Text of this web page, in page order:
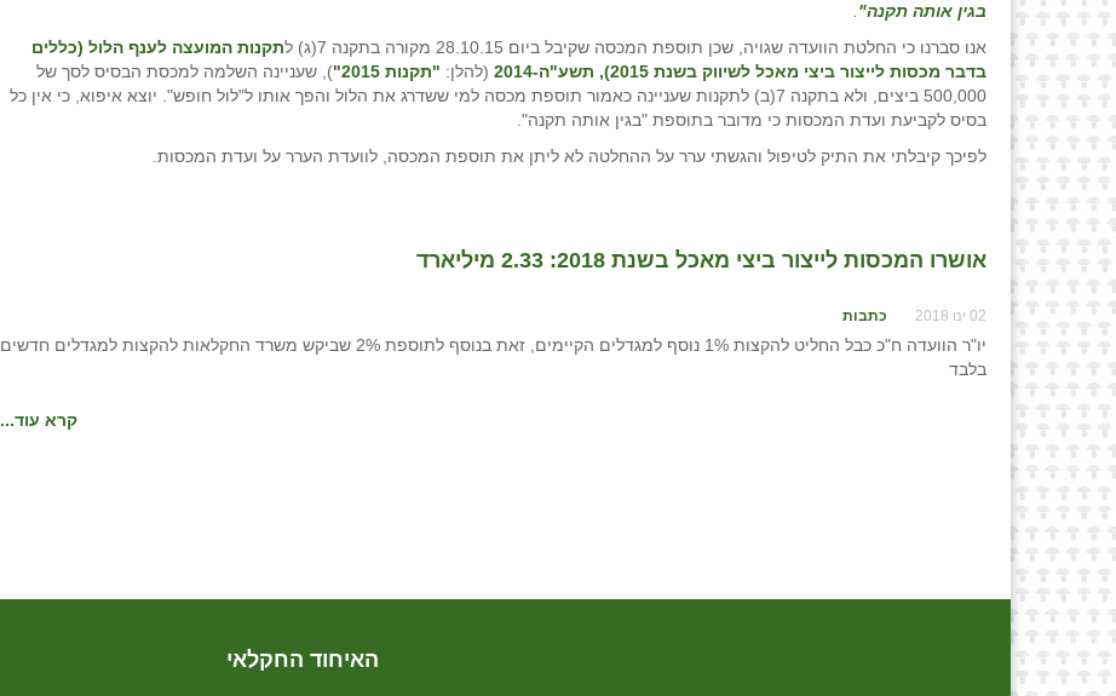
בגין אותה תקנה"
אנו סברנו כי החלטת הוועדה שגויה, שכן תוספת המכסה שקיבל ביום 28.10.15 מקורה בתקנה 7(ג) ל
תקנות המועצה לענף הלול (כללים
בדבר מכסות לייצור ביצי מאכל לשיווק בשנת 2015), תשע"ה-2014
(להלן: "תקנות 2015"
), שעניינה השלמה למכסת הבסיס לסך של
500,000 ביצים, ולא בתקנה 7(ב) לתקנות שעניינה כאמור תוספת מכסה למי ששדרג את הלול והפך אותו ל"לול חופש". יוצא איפוא, כי אין כל
בסיס לקביעת ועדת המכסות כי מדובר בתוספת "בגין אותה תקנה".
לפיכך קיבלתי את התיק לטיפול והגשתי ערר על ההחלטה לא ליתן את תוספת המכסה, לוועדת הערר על ועדת המכסות.
אושרו המכסות לייצור ביצי מאכל בשנת 2018: 2.33 מיליארד
02 ינו 2018 כתבות
יו"ר הוועדה ח"כ כבל החליט להקצות 1% נוסף למגדלים הקיימים, זאת בנוסף לתוספת 2% שביקש משרד החקלאות להקצות למגדלים חדשים
בלבד
קרא עוד...
האיחוד החקלאי